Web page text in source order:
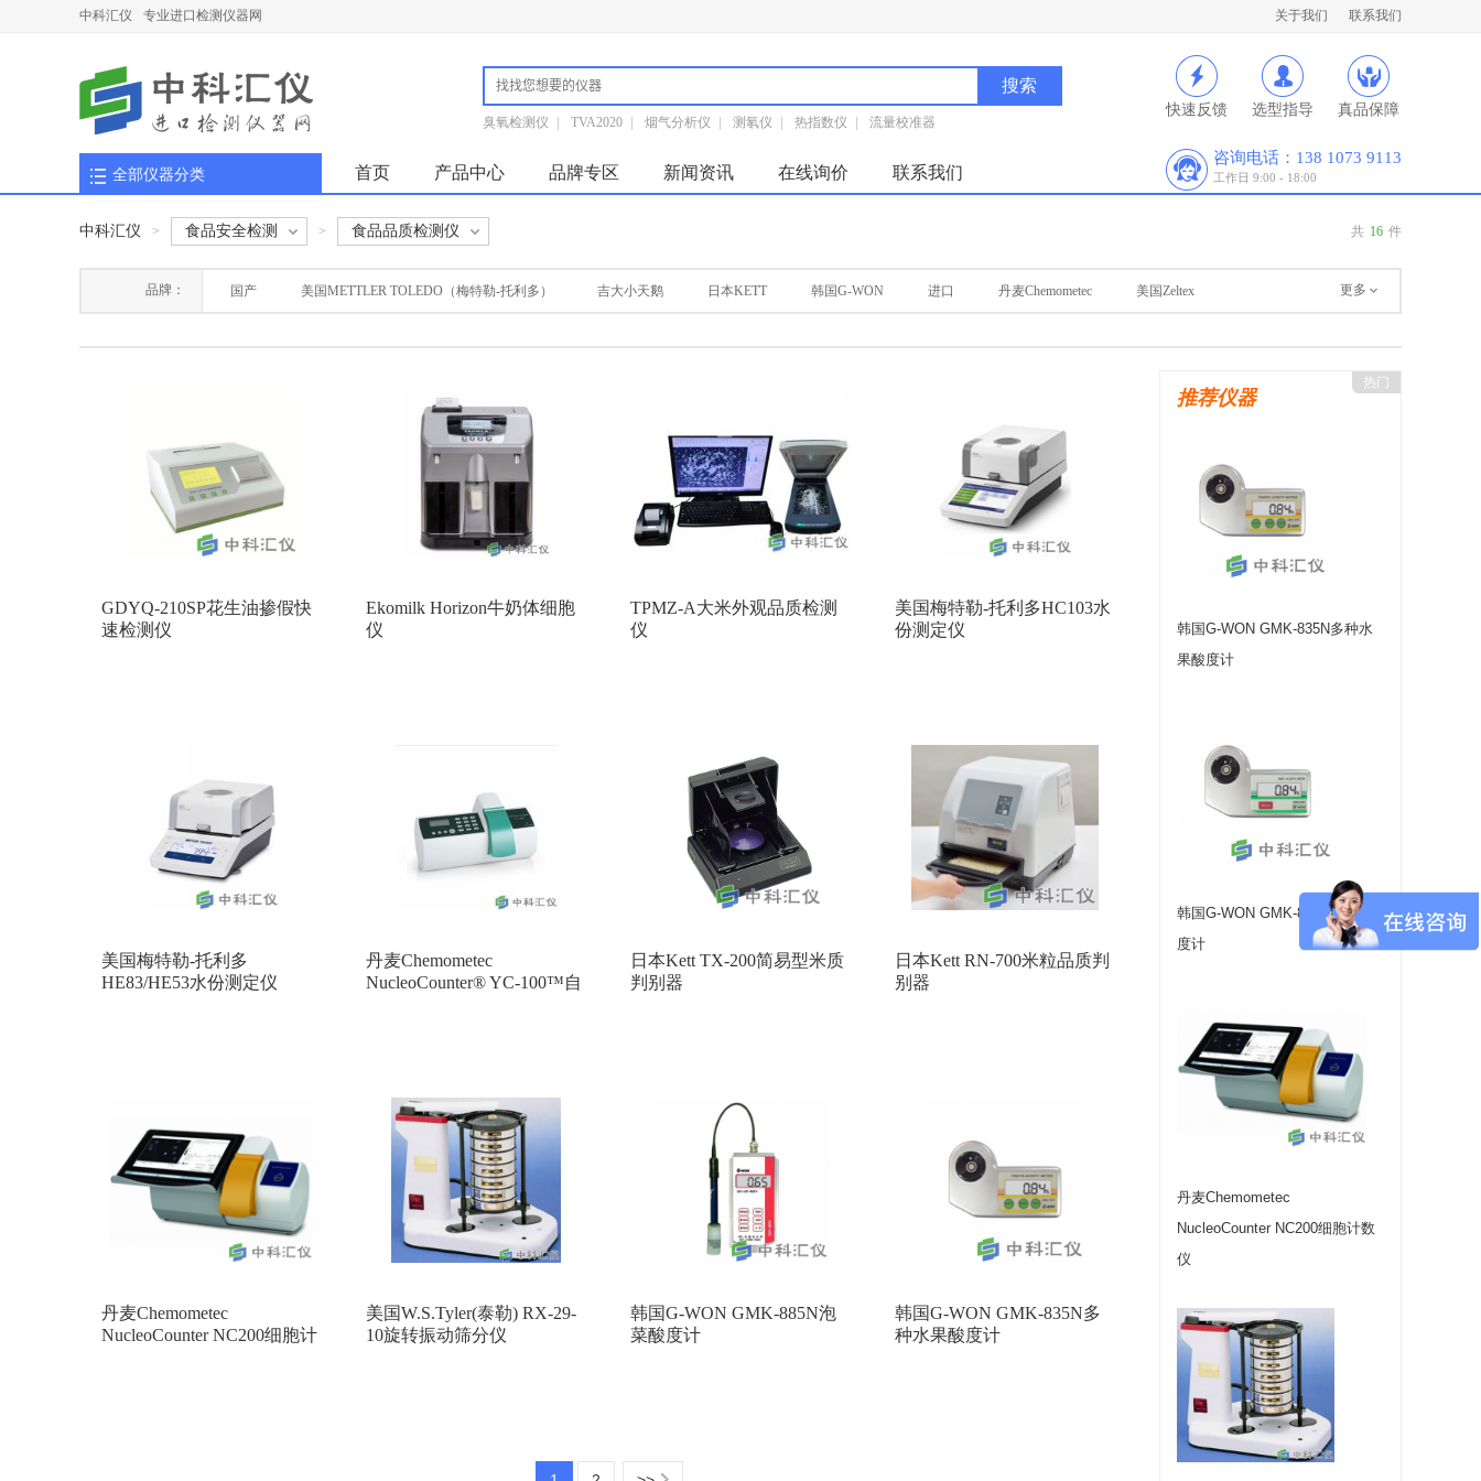
中科汇仪 专业进口检测仪器网 关于我们 联系我们
快速反馈 选型指导 真品保障
臭氧检测仪 TVA2020 烟气分析仪 测氡仪 热指数仪 流量校准器
首页 产品中心 品牌专区 新闻资讯 在线询价 联系我们
咨询电话：138 1073 9113
工作日 9:00 - 18:00
全部仪器分类
共 16 件
中科汇仪 > 食品安全检测 > 食品品质检测仪
品牌： 国产 美国METTLER TOLEDO（梅特勒-托利多） 吉大小天鹅 日本KETT 韩国G-WON 进口 丹麦Chemometec 美国Zeltex 更多
GDYQ-210SP花生油掺假快
速检测仪
Ekomilk Horizon牛奶体细胞
仪
TPMZ-A大米外观品质检测
仪
美国梅特勒-托利多HC103水
份测定仪
美国梅特勒-托利多
HE83/HE53水份测定仪
丹麦Chemometec
NucleoCounter® YC-100™自
日本Kett TX-200简易型米质
判别器
日本Kett RN-700米粒品质判
别器
丹麦Chemometec
NucleoCounter NC200细胞计
美国W.S.Tyler(泰勒) RX-29-
10旋转振动筛分仪
韩国G-WON GMK-885N泡
菜酸度计
韩国G-WON GMK-835N多
种水果酸度计
热门
推荐仪器
韩国G-WON GMK-835N多种水
果酸度计
韩国G-WON GMK-835F水果酸
度计
丹麦Chemometec
NucleoCounter NC200细胞计数
仪